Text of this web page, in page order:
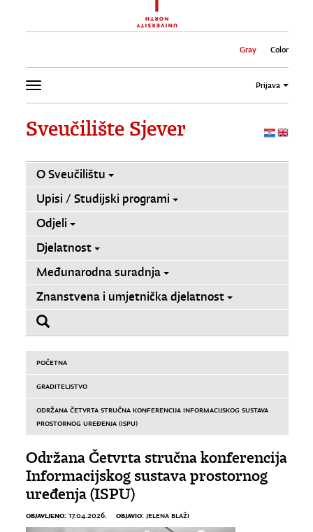
Color
Gray
Prijava
Sveučilište Sjever
O Sveučilištu
Upisi / Studijski programi
Odjeli
Djelatnost
Međunarodna suradnja
Znanstvena i umjetnička djelatnost
POČETNA
GRADITELJSTVO
ODRŽANA ČETVRTA STRUČNA KONFERENCIJA INFORMACIJSKOG SUSTAVA
PROSTORNOG UREĐENJA (ISPU)
Održana Četvrta stručna konferencija
Informacijskog sustava prostornog
uređenja (ISPU)
OBJAVLJENO: 17.04.2026. OBJAVIO: JELENA BLAŽI